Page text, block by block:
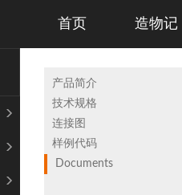
首页 造物记
产品简介
技术规格
连接图
样例代码
Documents